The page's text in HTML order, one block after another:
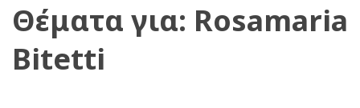
Θέματα για: Rosamaria
Bitetti